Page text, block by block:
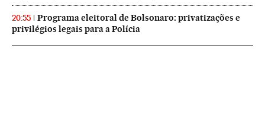
20:55
Programa eleitoral de Bolsonaro: privatizações e
privilégios legais para a Polícia